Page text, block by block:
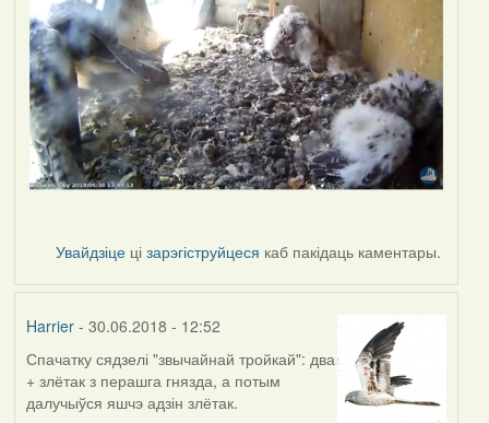
Увайдзіце цізарэгіструйцеся каб пакідаць каментары.
Harrier- 30.06.2018 - 12:52
Спачатку сядзелі "звычайнай тройкай": два
+ злётак з перашга гнязда, а потым
далучыўся яшчэ адзін злётак.